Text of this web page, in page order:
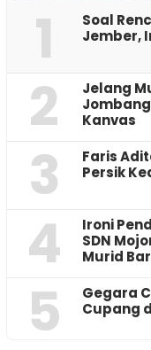
1
‎Soal
Jember,
2
Jelang
Kanvas
3
Faris
Persik
4
Ironi
SDN
Murid
5
‎Gegara
Cupang